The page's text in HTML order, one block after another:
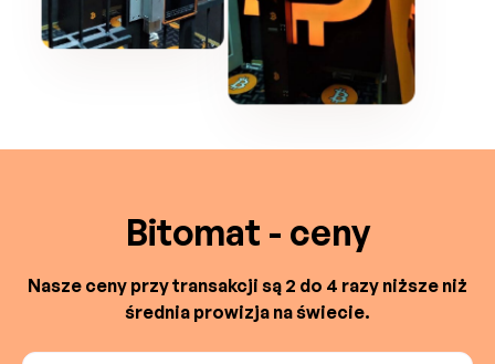
Bitomat - ceny
Nasze ceny przy transakcji są 2 do 4 razy niższe niż
średnia prowizja na świecie.